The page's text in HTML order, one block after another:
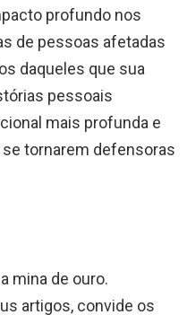
profundo nos
de pessoas afetadas
daqueles que sua
pessoais
mais profunda e
tornarem defensoras
mina de ouro.
artigos, convide os